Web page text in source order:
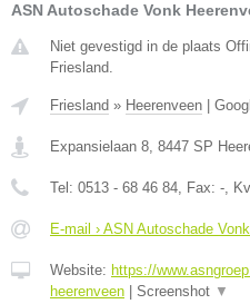
ASN Autoschade Vonk
Niet gevestigd in de plaats
Friesland.
Friesland » Heerenveen
Expansielaan 8, 8447 SP
Tel: 0513 - 68 46 84, Fax: -,
E-mail › ASN Autoschade
Website: https://
heerenveen
Screenshot ▼